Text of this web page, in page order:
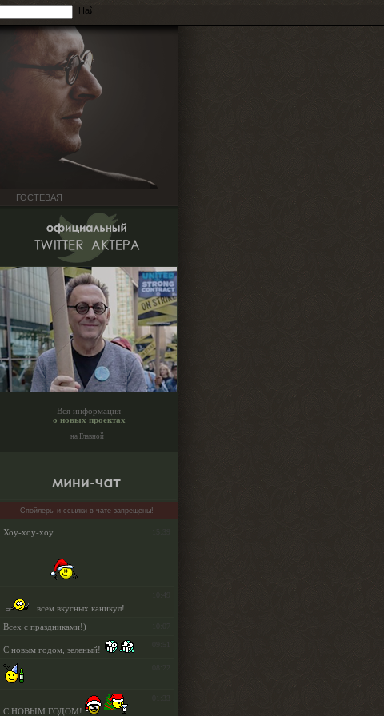
ГОСТЕВАЯ
Вся информация
о новых проектах
на Главной
Спойлеры и ссылки в чате запрещены!